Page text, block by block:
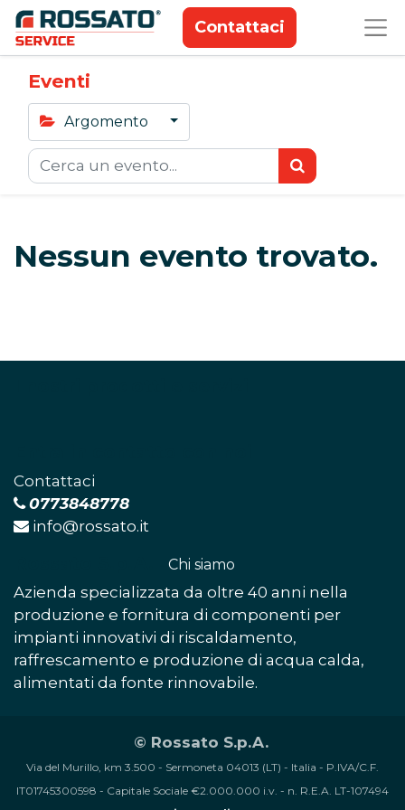
Contattaci
Eventi
Argomento
Nessun evento trovato.
Contattaci​
0773848778
info@rossato.it
Chi siamo​
Azienda specializzata da oltre 40 anni nella
produzione e fornitura di componenti per
impianti innovativi di riscaldamento,
raffrescamento e produzione di acqua calda,
alimentati da fonte rinnovabile.
© Rossato S.p.A.
Via del Murillo, km 3.500 - Sermoneta 04013 (LT) - Italia - P.IVA/C.F.
IT01745300598 - Capitale Sociale €2.000.000 i.v. - n. R.E.A. LT-107494